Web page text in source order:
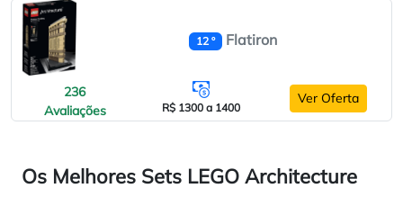
12 º Flatiron
236
Avaliações
R$ 1300 a 1400
Ver Oferta
Os Melhores Sets LEGO Architecture